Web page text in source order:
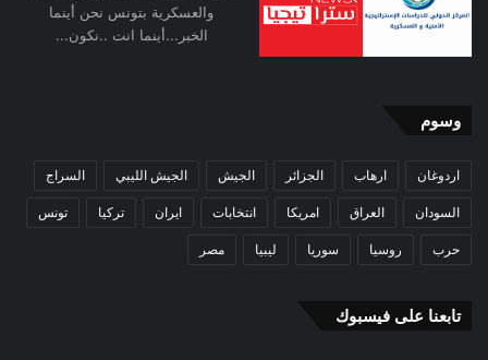
والعسكرية بتونس نحن أينما
الخبر...أينما انت ..نكون...
وسوم
اردوغان ارهاب الجزائر الجيش الجيش الليبي السراج
السودان العراق امريكا انتخابات ايران تركيا تونس
حرب روسيا سوريا ليبيا مصر
تابعنا على فيسبوك